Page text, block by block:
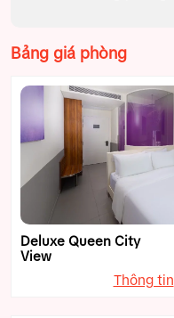
Bảng giá phòng
Deluxe Queen City
View
Thông tin